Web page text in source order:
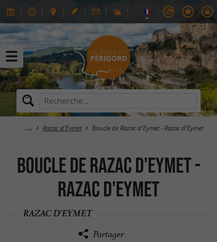
Razac d'Eymet Boucle de Razac d'Eymet - Razac d'Eymet
Boucle de Razac d'Eymet -
Razac d'Eymet
RAZAC D'EYMET
Partager